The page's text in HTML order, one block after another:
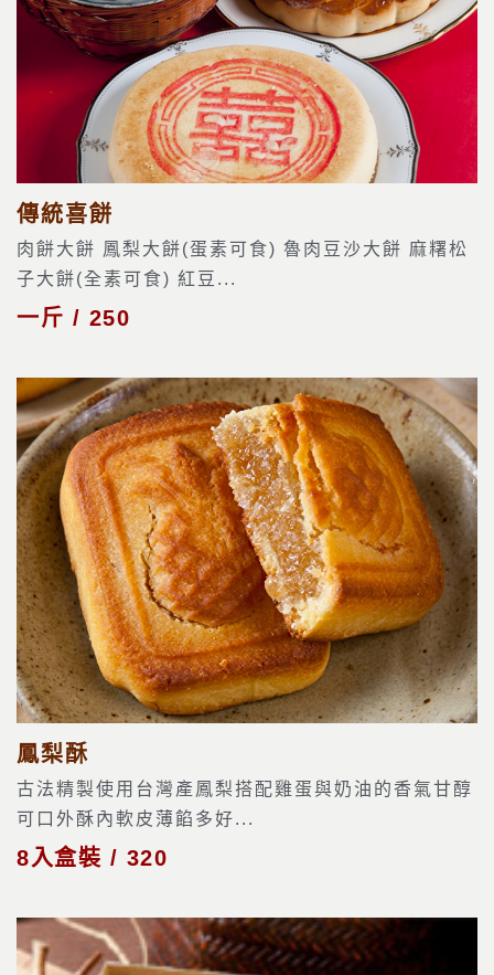
傳統喜餅
肉餅大餅 鳳梨大餅(蛋素可食) 魯肉豆沙大餅 麻糬松
子大餅(全素可食) 紅豆...
一斤 / 250
鳳梨酥
古法精製使用台灣產鳳梨搭配雞蛋與奶油的香氣甘醇
可口外酥內軟皮薄餡多好...
8入盒裝 / 320